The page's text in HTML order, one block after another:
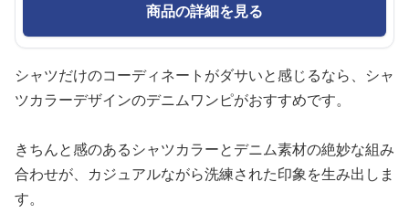
商品の詳細を見る
シャツだけのコーディネートがダサいと感じるなら、シャ
ツカラーデザインのデニムワンピがおすすめです。
きちんと感のあるシャツカラーとデニム素材の絶妙な組み
合わせが、カジュアルながら洗練された印象を生み出しま
す。